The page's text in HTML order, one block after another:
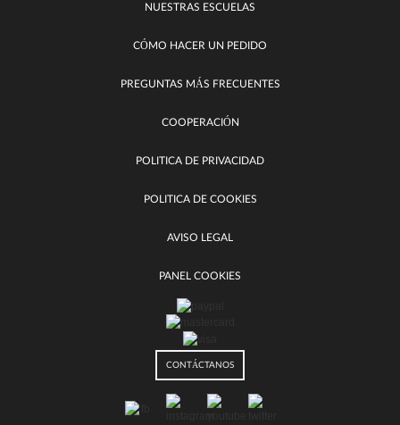
NUESTRAS ESCUELAS
CÓMO HACER UN PEDIDO
PREGUNTAS MÁS FRECUENTES
COOPERACIÓN
POLITICA DE PRIVACIDAD
POLITICA DE COOKIES
AVISO LEGAL
PANEL COOKIES
CONTÁCTANOS